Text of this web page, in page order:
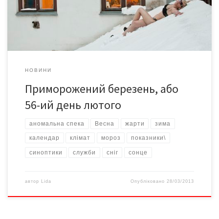
температури реєструють як у теплу, так і у холодну пору року.
[…]
НОВИНИ
Приморожений березень, або
56-ий день лютого
аномальна спека Весна жарти зима
календар клімат мороз показники\
синоптики служби сніг сонце
автор Lida Опубліковано 28/03/2013